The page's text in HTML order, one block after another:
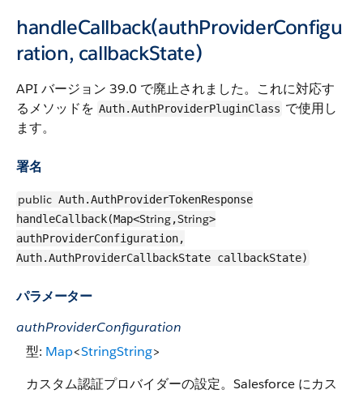
handleCallback(authProviderConfigu
ration, callbackState)
API バージョン 39.0 で廃止されました。これに対応す
るメソッドを Auth.AuthProviderPluginClass で使用し
ます。
署名
public Auth.AuthProviderTokenResponse
handleCallback(Map<String,String>
authProviderConfiguration,
Auth.AuthProviderCallbackState callbackState)
パラメーター
authProviderConfiguration
型: Map<StringString>
カスタム認証プロバイダーの設定。Salesforce にカス